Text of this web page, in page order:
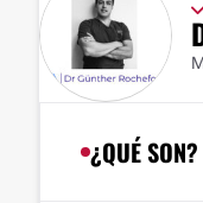
¿QUÉ SON?